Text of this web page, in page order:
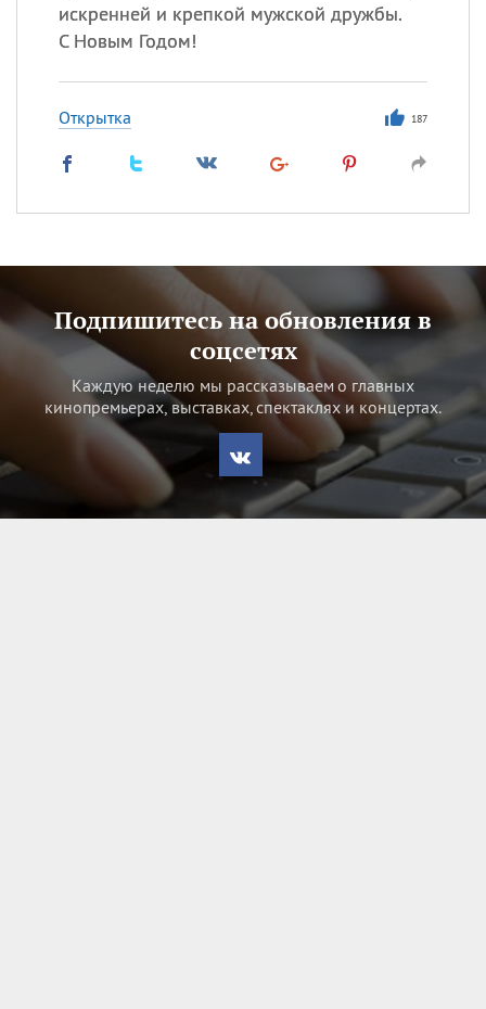
искренней и крепкой мужской дружбы.
С Новым Годом!
Открытка 187
Подпишитесь на обновления в
соцсетях
Каждую неделю мы рассказываем о главных
кинопремьерах, выставках, спектаклях и концертах.